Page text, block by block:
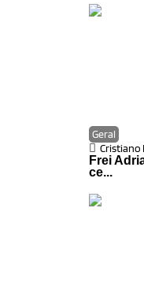
Geral
Frei
ce...